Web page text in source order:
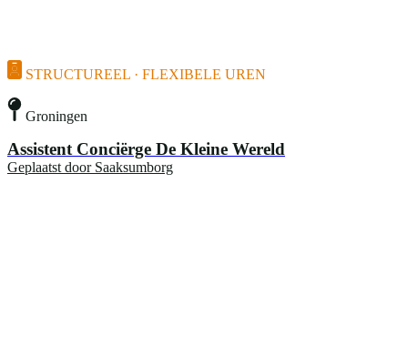
STRUCTUREEL · FLEXIBELE UREN
Groningen
Assistent Conciërge De Kleine Wereld
Geplaatst door Saaksumborg